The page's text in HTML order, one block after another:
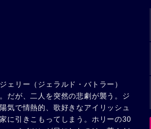
ェリー（ジェラルド・バトラー）
だが、二人を突然の悲劇が襲う。ジ
気で情熱的、歌好きなアイリッシュ
に引きこもってしまう。ホリーの30